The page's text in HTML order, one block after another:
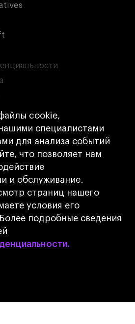
cookie,
специалистами
для анализа событий
что позволяет нам
и обслуживание.
страниц нашего
условия его
подробные сведения
с господдержкой
образовательной
ВО «Универсальный